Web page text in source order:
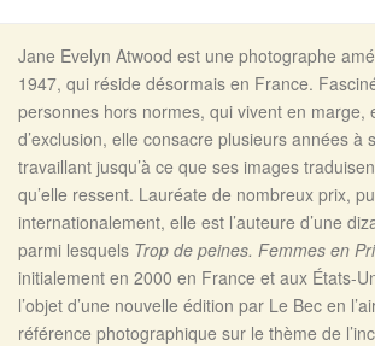
Jane Evelyn Atwood est une photographe
1947, qui réside désormais en France.
personnes hors normes, qui vivent en marge,
d’exclusion, elle consacre plusieurs années à
travaillant jusqu’à ce que ses images
qu’elle ressent. Lauréate de nombreux prix,
internationalement, elle est l’auteure d’une
parmi lesquels Trop de peines. Femmes en
initialement en 2000 en France et aux États-
l’objet d’une nouvelle édition par Le Bec en
référence photographique sur le thème de